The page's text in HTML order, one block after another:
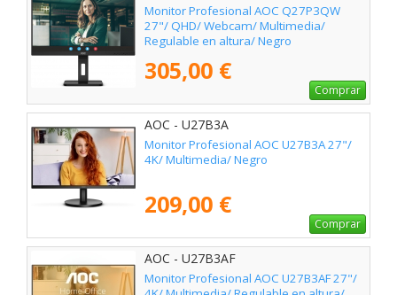
Monitor Profesional AOC Q27P3QW
27"/ QHD/ Webcam/ Multimedia/
Regulable en altura/ Negro
305,00 €
Comprar
AOC - U27B3A
Monitor Profesional AOC U27B3A 27"/
4K/ Multimedia/ Negro
209,00 €
Comprar
AOC - U27B3AF
Monitor Profesional AOC U27B3AF 27"/